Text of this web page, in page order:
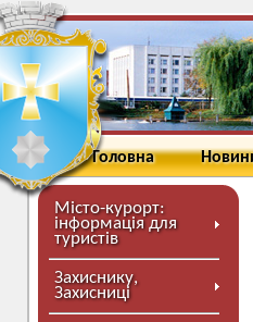
Головна
Місто-курорт:
інформація для
туристів
Захиснику,
Захисниці